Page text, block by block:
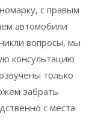
с правым
автомобили
вопросы, мы
консультацию
только
забрать
с места